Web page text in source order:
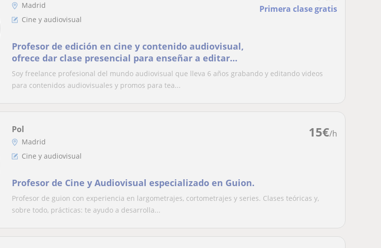
Primera clase gratis
Madrid
Cine y audiovisual
Profesor de edición en cine y contenido audiovisual,
ofrece dar clase presencial para enseñar a editar
videos para contenidos en redes sociales y desarrollar
la edición
Soy freelance profesional del mundo audiovisual que lleva 6 años grabando y editando videos
para contenidos audiovisuales y promos para tea...
15€/h
Pol
Madrid
Cine y audiovisual
Profesor de Cine y Audiovisual especializado en Guion.
Profesor de guion con experiencia en largometrajes, cortometrajes y series. Clases teóricas y,
sobre todo, prácticas: te ayudo a desarrolla...